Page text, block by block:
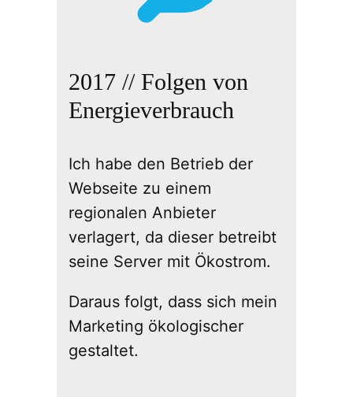
2017 // Folgen von
Energieverbrauch
Ich habe den Betrieb der
Webseite zu einem
regionalen Anbieter
verlagert, da dieser betreibt
seine Server mit Ökostrom.
Daraus folgt, dass sich mein
Marketing ökologischer
gestaltet.